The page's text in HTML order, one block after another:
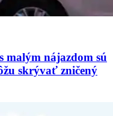
malým nájazdom sú
skrývať zničený